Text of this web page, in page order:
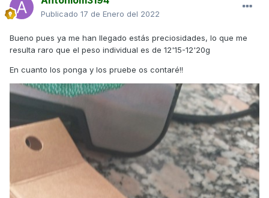
Publicado 17 de Enero del 2022
Bueno pues ya me han llegado estás preciosidades, lo que me
resulta raro que el peso individual es de 12'15-12'20g
En cuanto los ponga y los pruebe os contaré!!